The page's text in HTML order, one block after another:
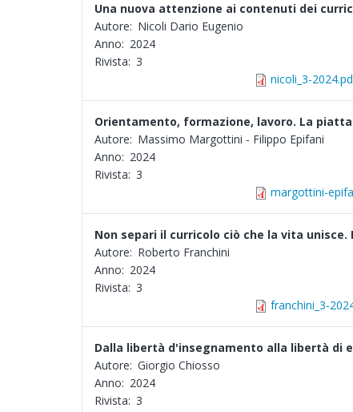
Una nuova attenzione ai contenuti dei
Autore: Nicoli Dario Eugenio
Anno: 2024
Rivista: 3
nicoli_3-
Orientamento, formazione, lavoro. La
Autore: Massimo Margottini - Filippo Epifani
Anno: 2024
Rivista: 3
margottini-
Non separi il curricolo ciò che la vita
Autore: Roberto Franchini
Anno: 2024
Rivista: 3
franchini_3-
Dalla libertà d'insegnamento alla libertà di
Autore: Giorgio Chiosso
Anno: 2024
Rivista: 3